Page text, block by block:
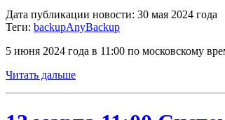
Дата публикации новости: 30 мая 2024 года
Теги: backupAnyBackup
5 июня 2024 года в 11:00 по московскому
Читать дальше